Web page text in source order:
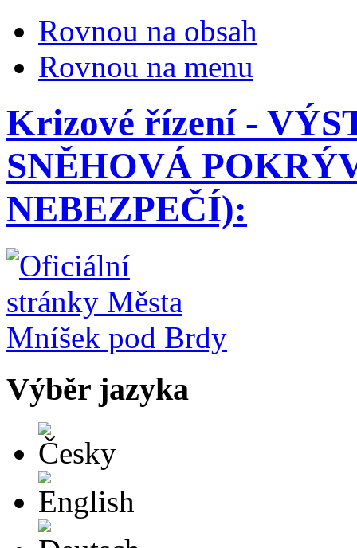
Rovnou na obsah
Rovnou na menu
Krizové řízení -
SNĚHOVÁ
NEBEZPEČÍ):
Výběr jazyka